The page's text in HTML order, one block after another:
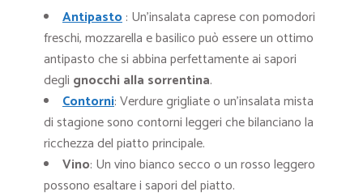
Antipasto: Un’insalata caprese con pomodori
freschi, mozzarella e basilico può essere un ottimo
antipasto che si abbina perfettamente ai sapori
degli gnocchi alla sorrentina.
Contorni: Verdure grigliate o un’insalata mista
di stagione sono contorni leggeri che bilanciano la
ricchezza del piatto principale.
Vino: Un vino bianco secco o un rosso leggero
possono esaltare i sapori del piatto.